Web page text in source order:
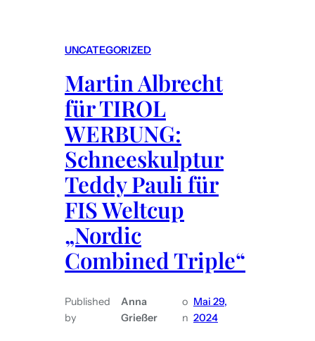
i
n
A
l
b
r
e
c
x
s
UNCATEGORIZED
Martin Albrecht
für TIROL
WERBUNG:
Schneeskulptur
Teddy Pauli für
FIS Weltcup
„Nordic
Combined Triple“
Published
by
Anna
Grießer
o
n
Mai 29,
2024